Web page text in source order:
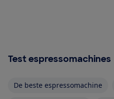
Test espressomachines
De beste espressomachine